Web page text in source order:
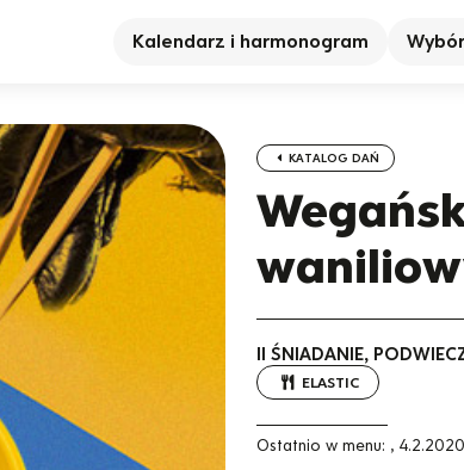
Kalendarz i harmonogram
KATALOG DAŃ
II ŚNIADANIE,
ELASTIC
Ostatnio w menu: , 4.2.2020